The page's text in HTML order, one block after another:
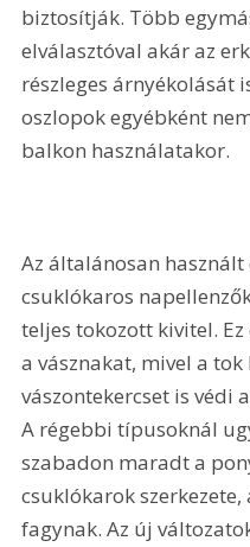
biztosítják. Több
elválasztóval akár az
részleges árnyékolását
oszlopok egyébként
balkon használatakor.
Az általánosan
csuklókaros
teljes tokozott kivitel.
a vásznakat, mivel a
vászontekercset is védi
A régebbi típusoknál
szabadon maradt a
csuklókarok
fagynak. Az új